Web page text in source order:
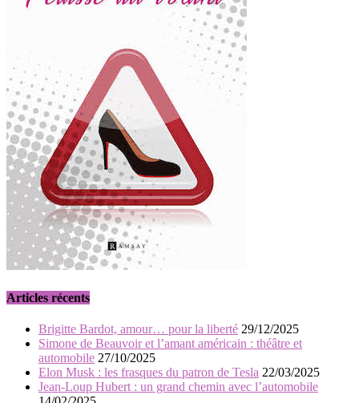
Articles récents
Brigitte Bardot, amour… pour la liberté 29/12/2025
Simone de Beauvoir et l’amant américain : théâtre et
automobile 27/10/2025
Elon Musk : les frasques du patron de Tesla 22/03/2025
Jean-Loup Hubert : un grand chemin avec l’automobile